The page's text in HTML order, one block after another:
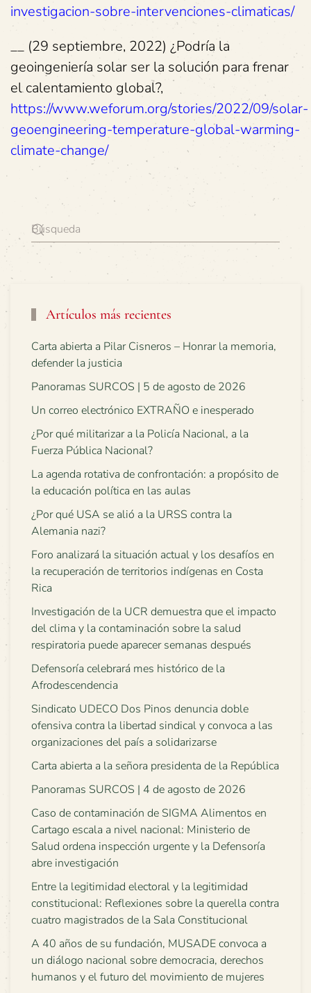
investigacion-sobre-intervenciones-climaticas/
__ (29 septiembre, 2022) ¿Podría la
geoingeniería solar ser la solución para frenar
el calentamiento global?,
https://www.weforum.org/stories/2022/09/solar-
geoengineering-temperature-global-warming-
climate-change/
Artículos más recientes
Carta abierta a Pilar Cisneros – Honrar la memoria,
defender la justicia
Panoramas SURCOS | 5 de agosto de 2026
Un correo electrónico EXTRAÑO e inesperado
¿Por qué militarizar a la Policía Nacional, a la
Fuerza Pública Nacional?
La agenda rotativa de confrontación: a propósito de
la educación política en las aulas
¿Por qué USA se alió a la URSS contra la
Alemania nazi?
Foro analizará la situación actual y los desafíos en
la recuperación de territorios indígenas en Costa
Rica
Investigación de la UCR demuestra que el impacto
del clima y la contaminación sobre la salud
respiratoria puede aparecer semanas después
Defensoría celebrará mes histórico de la
Afrodescendencia
Sindicato UDECO Dos Pinos denuncia doble
ofensiva contra la libertad sindical y convoca a las
organizaciones del país a solidarizarse
Carta abierta a la señora presidenta de la República
Panoramas SURCOS | 4 de agosto de 2026
Caso de contaminación de SIGMA Alimentos en
Cartago escala a nivel nacional: Ministerio de
Salud ordena inspección urgente y la Defensoría
abre investigación
Entre la legitimidad electoral y la legitimidad
constitucional: Reflexiones sobre la querella contra
cuatro magistrados de la Sala Constitucional
A 40 años de su fundación, MUSADE convoca a
un diálogo nacional sobre democracia, derechos
humanos y el futuro del movimiento de mujeres